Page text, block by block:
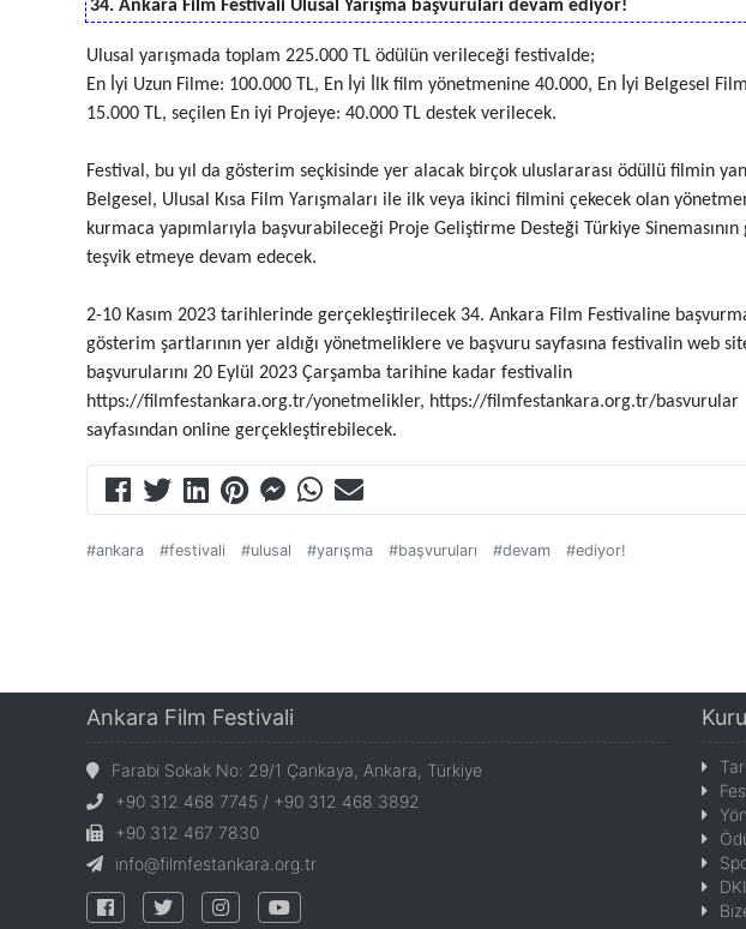
34. Ankara Film Festivali Ulusal Yarışma başvuruları devam ediyor!
Ulusal yarışmada toplam 225.000 TL ödülün verileceği festivalde;
En İyi Uzun Filme: 100.000 TL, En İyi İlk film yönetmenine 40.000, En İyi Belgesel
15.000 TL, seçilen En iyi Projeye: 40.000 TL destek verilecek.
Festival, bu yıl da gösterim seçkisinde yer alacak birçok uluslararası ödüllü filmin
Belgesel, Ulusal Kısa Film Yarışmaları ile ilk veya ikinci filmini çekecek olan
kurmaca yapımlarıyla başvurabileceği Proje Geliştirme Desteği Türkiye Sinemasının
teşvik etmeye devam edecek.
2-10 Kasım 2023 tarihlerinde gerçekleştirilecek 34. Ankara Film Festivaline
gösterim şartlarının yer aldığı yönetmeliklere ve başvuru sayfasına festivalin web
başvurularını 20 Eylül 2023 Çarşamba tarihine kadar festivalin
https://filmfestankara.org.tr/yonetmelikler, https://filmfestankara.org.tr/basvurular
sayfasından online gerçekleştirebilecek.
#ankara #festivali #ulusal #yarışma #başvuruları #devam #ediyor!
Ankara Film Festivali
Farabi Sokak No: 29/1 Çankaya, Ankara, Türkiye
+90 312 468 7745 / +90 312 468 3892
+90 312 467 7830
info@filmfestankara.org.tr